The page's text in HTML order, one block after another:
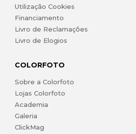
Utilização Cookies
Financiamento
Livro de Reclamações
Livro de Elogios
COLORFOTO
Sobre a Colorfoto
Lojas Colorfoto
Academia
Galeria
ClickMag